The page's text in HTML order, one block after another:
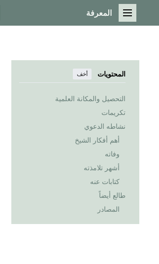
القائمة الرئيسية
المعرفة
المحتويات أخف
التحصيل والمكانة العلمية
تكريمات
نشاطه الدعوي
أهم أفكار الشيخ
وفاته
أشهر تلامذته
كتابات عنه
طالع أيضاً
المصادر